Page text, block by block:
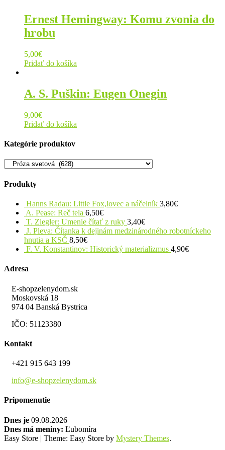
Ernest Hemingway: Komu zvonia do
hrobu
5,00€
Pridať do košíka
A. S. Puškin: Eugen Onegin
9,00€
Pridať do košíka
Kategórie produktov
Produkty
Hanns Radau: Little Fox,lovec a náčelník 3,80€
A. Pease: Reč tela 6,50€
T. Ziegler: Umenie čítať z ruky 3,40€
J. Pleva: Čítanka k dejinám medzinárodného robotníckeho
hnutia a KSČ 8,50€
F. V. Konstantinov: Historický materializmus 4,90€
Adresa
E-shopzelenydom.sk
Moskovská 18
974 04 Banská Bystrica
IČO: 51123380
Kontakt
+421 915 643 199
info@e-shopzelenydom.sk
Pripomenutie
Dnes je 09.08.2026
Dnes má meniny: Ľubomíra
Easy Store | Theme: Easy Store by Mystery Themes.